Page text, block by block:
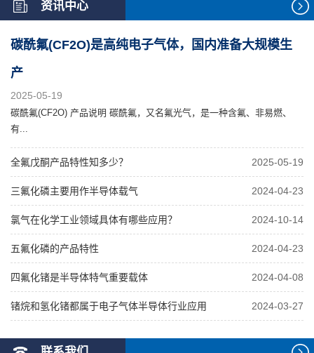
资讯中心
碳酰氟(CF2O)是高纯电子气体，国内准备大规模生
产
2025-05-19
碳酰氟(CF2O) 产品说明 碳酰氟，又名氟光气，是一种含氟、非易燃、
有...
全氟戊酮产品特性知多少？ 2025-05-19
三氟化磷主要用作半导体载气 2024-04-23
氯气在化学工业领域具体有哪些应用？ 2024-10-14
五氟化磷的产品特性 2024-04-23
四氟化锗是半导体特气重要载体 2024-04-08
锗烷和氢化锗都属于电子气体半导体行业应用 2024-03-27